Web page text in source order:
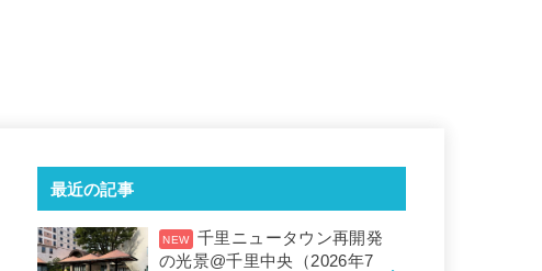
最近の記事
千里ニュータウン再開発
の光景@千里中央（2026年7